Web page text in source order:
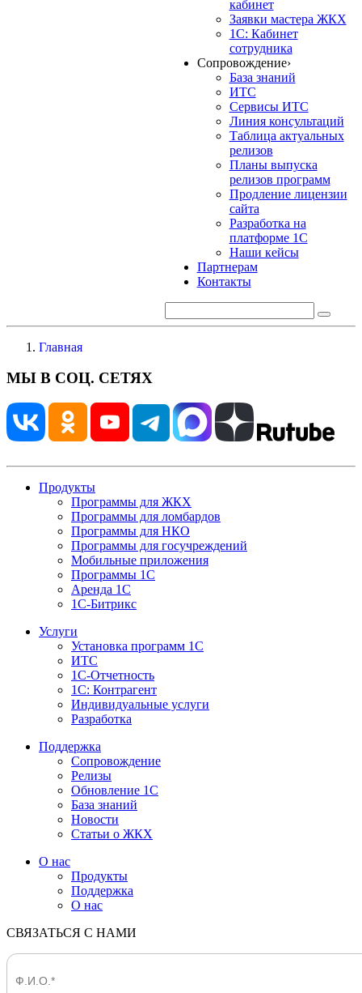
кабинет
Заявки мастера ЖКХ
1С: Кабинет
сотрудника
Сопровождение›
База знаний
ИТС
Сервисы ИТС
Линия консультаций
Таблица актуальных
релизов
Планы выпуска
релизов программ
Продление лицензии
сайта
Разработка на
платформе 1С
Наши кейсы
Партнерам
Контакты
Главная
МЫ В СОЦ. СЕТЯХ
Продукты
Программы для ЖКХ
Программы для ломбардов
Программы для НКО
Программы для госучреждений
Мобильные приложения
Программы 1С
Аренда 1С
1С-Битрикс
Услуги
Установка программ 1С
ИТС
1С-Отчетность
1С: Контрагент
Индивидуальные услуги
Разработка
Поддержка
Сопровождение
Релизы
Обновление 1С
База знаний
Новости
Статьи о ЖКХ
О нас
Продукты
Поддержка
О нас
СВЯЗАТЬСЯ С НАМИ